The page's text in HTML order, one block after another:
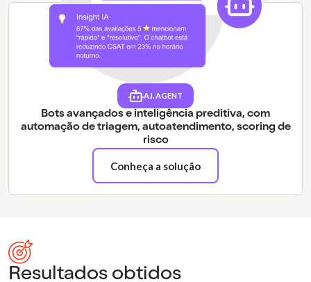
A.I. AGENT
Bots avançados e inteligência preditiva, com
automação de triagem, autoatendimento, scoring de
risco
Conheça a solução
Resultados obtidos